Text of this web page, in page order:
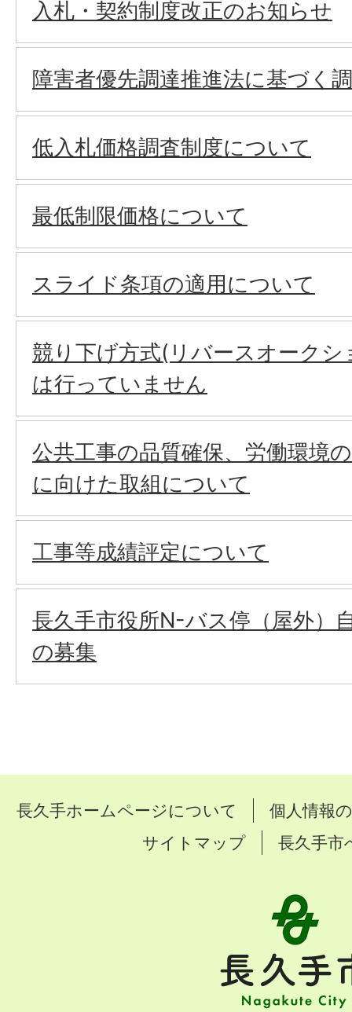
入札・契約制度改正のお知らせ
障害者優先調達推進法に基づく
低入札価格調査制度について
最低制限価格について
スライド条項の適用について
競り下げ方式(リバースオークシ
は行っていません
公共工事の品質確保、労働環境
に向けた取組について
工事等成績評定について
長久手市役所N-バス停（屋外）
の募集
長久手ホームページについて
個人情報
サイトマップ
長久手市
手
市